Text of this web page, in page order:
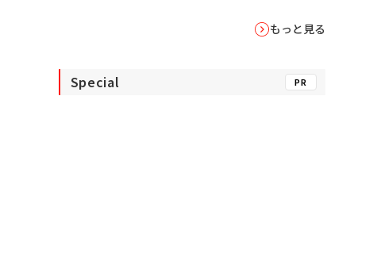
もっと見る
Special PR